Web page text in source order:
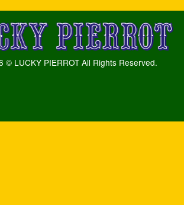
© LUCKY PIERROT All Rights Reserved.